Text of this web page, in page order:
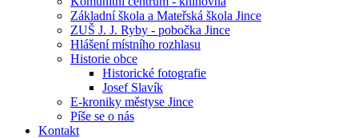
Základní škola a Mateřská škola Jince
ZUŠ J. J. Ryby - pobočka Jince
Hlášení místního rozhlasu
Historie obce
Historické fotografie
Josef Slavík
E-kroniky městyse Jince
Píše se o nás
Kontakt